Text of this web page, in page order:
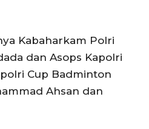
Kabaharkam Polri
dan Asops Kapolri
Cup Badminton
Ahsan dan